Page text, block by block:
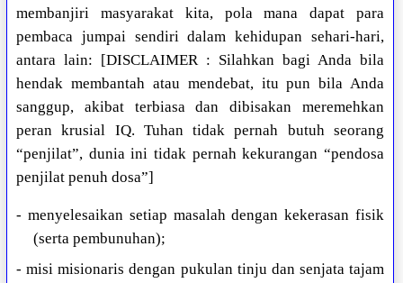
membanjiri masyarakat kita, pola mana dapat para
pembaca jumpai sendiri dalam kehidupan sehari-hari,
antara lain: [DISCLAIMER : Silahkan bagi Anda bila
hendak membantah atau mendebat, itu pun bila Anda
sanggup, akibat terbiasa dan dibisakan meremehkan
peran krusial IQ. Tuhan tidak pernah butuh seorang
“penjilat”, dunia ini tidak pernah kekurangan “pendosa
penjilat penuh dosa”]
- menyelesaikan setiap masalah dengan kekerasan fisik
(serta pembunuhan);
- misi misionaris dengan pukulan tinju dan senjata tajam